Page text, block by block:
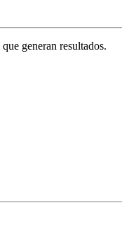
generan resultados.